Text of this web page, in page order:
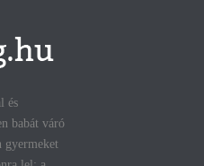
és
babát váró
gyermeket